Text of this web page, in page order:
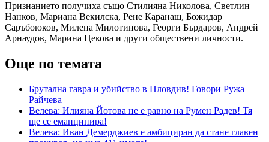
Признанието получиха също Стилияна Николова, Светлин
Нанков, Мариана Векилска, Рене Каранаш, Божидар
Саръбоюков, Милена Милотинова, Георги Бърдаров, Андрей
Арнаудов, Марина Цекова и други обществени личности.
Още по темата
Брутална гавра и убийство в Пловдив! Говори Ружа
Райчева
Велева: Илияна Йотова не е равно на Румен Радев! Тя
ще се еманципира!
Велева: Иван Демерджиев е амбициран да стане главен